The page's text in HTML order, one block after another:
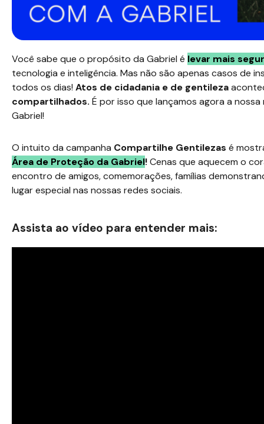
Você sabe que o propósito da Gabriel é levar mais
tecnologia e inteligência. Mas não são apenas casos de
todos os dias! Atos de cidadania e de gentileza
compartilhados. É por isso que lançamos agora a
Gabriel!
O intuito da campanha Compartilhe Gentilezas é
Área de Proteção da Gabriel!Cenas que aquecem o
encontro de amigos, comemorações, famílias
lugar especial nas nossas redes sociais.
Assista ao vídeo para entender mais: